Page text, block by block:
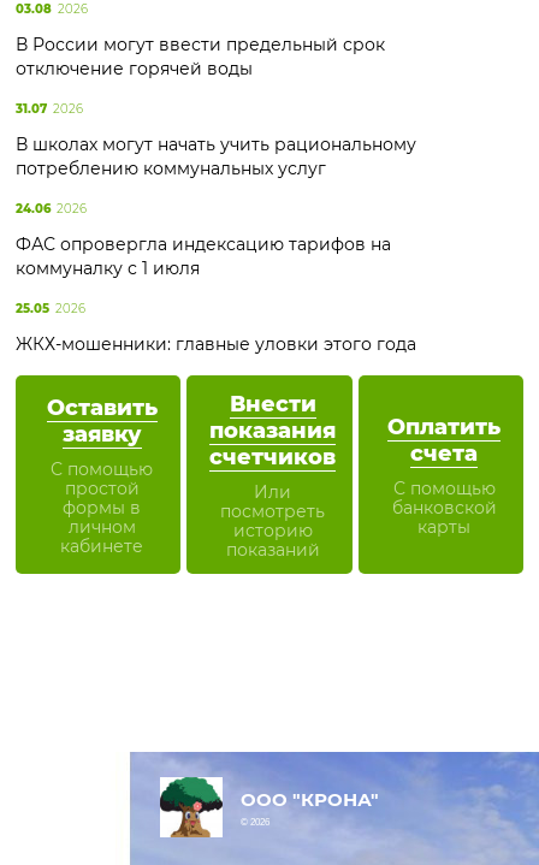
Оставить
заявку
С помощью
простой
формы в
личном
кабинете
Внести
показания
счетчиков
Или
посмотреть
историю
показаний
Оплатить
счета
С помощью
банковской
карты
03.08 2026
В России могут ввести предельный срок
отключение горячей воды
31.07 2026
В школах могут начать учить рациональному
потреблению коммунальных услуг
24.06 2026
ФАС опровергла индексацию тарифов на
коммуналку с 1 июля
25.05 2026
ЖКХ-мошенники: главные уловки этого года
ООО "КРОНА"
© 2026